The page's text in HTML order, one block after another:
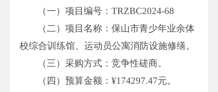
（一）项目编号：TRZBC2024-68
（二）项目名称：保山市青少年业余体
校综合训练馆、运动员公寓消防设施修缮。
（三）采购方式：竞争性磋商。
（四）预算金额：¥174297.47元。